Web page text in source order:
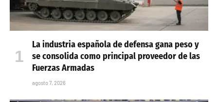
La industria española de defensa gana peso y
se consolida como principal proveedor de las
Fuerzas Armadas
agosto 7, 2026